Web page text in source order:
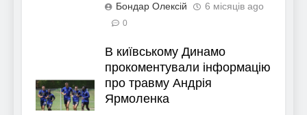
Бондар Олексій 6 місяців ago
0
В київському Динамо
прокоментували інформацію
про травму Андрія
Ярмоленка